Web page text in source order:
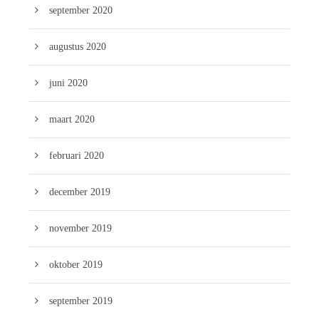
september 2020
augustus 2020
juni 2020
maart 2020
februari 2020
december 2019
november 2019
oktober 2019
september 2019